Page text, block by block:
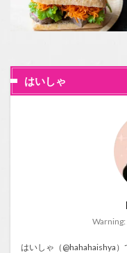
はいしゃ
はいしゃ（@hahahaishya